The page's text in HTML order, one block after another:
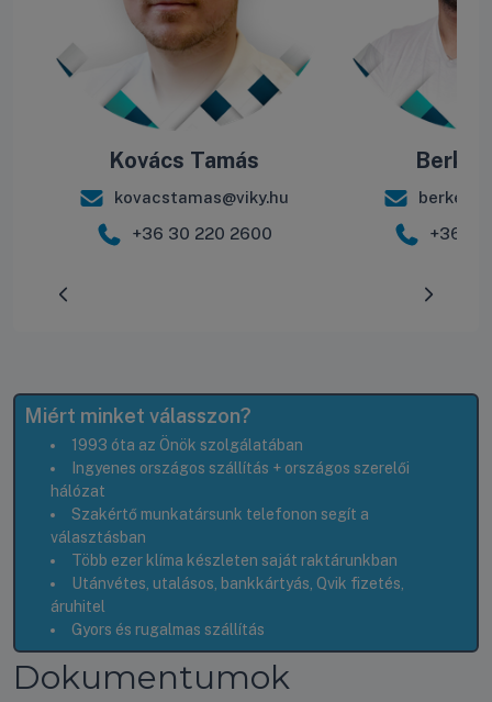
Kovács Tamás
kovacstamas@viky.hu
+36 30 220 2600
Berke
+36 30
Miért minket válasszon?
1993 óta az Önök szolgálatában
Ingyenes országos szállítás + országos szerelői
hálózat
Szakértő munkatársunk telefonon segít a
választásban
Több ezer klíma készleten saját raktárunkban
Utánvétes, utalásos, bankkártyás, Qvik fizetés,
áruhitel
Gyors és rugalmas szállítás
Dokumentumok